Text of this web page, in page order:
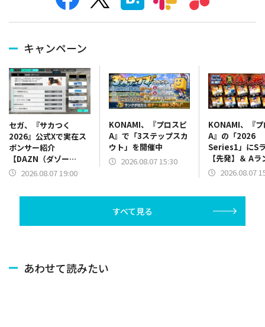
キャンペーン
セガ、『サカつく
2026』公式Xで実在ス
ポンサー紹介
【DAZN（ダゾー
ン）】篇をポスト
2026.08.07 19:00
KONAMI、『プロスピ
A』で「3ステップスカ
ウト」を開催中
2026.08.07 15:30
KONAMI、『
A』の「2026
Series1」にS
【先発】＆ Aラ
【野手】新登
塁手)、持丸泰
捕手)など
2026.08.07
すべて見る
あわせて読みたい